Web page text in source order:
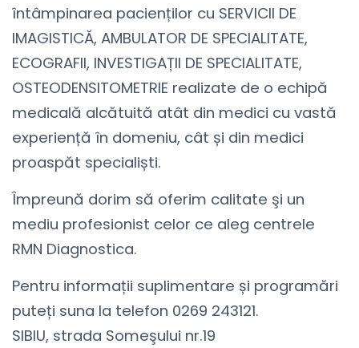
întâmpinarea pacienților cu SERVICII DE
IMAGISTICĂ, AMBULATOR DE SPECIALITATE,
ECOGRAFII, INVESTIGAȚII DE SPECIALITATE,
OSTEODENSITOMETRIE realizate de o echipă
medicală alcătuită atât din medici cu vastă
experiență în domeniu, cât și din medici
proaspăt specialiști.
Împreună dorim să oferim calitate şi un
mediu profesionist celor ce aleg centrele
RMN Diagnostica.
Pentru informații suplimentare și programări
puteți suna la telefon 0269 243121.
SIBIU, strada Someşului nr.19